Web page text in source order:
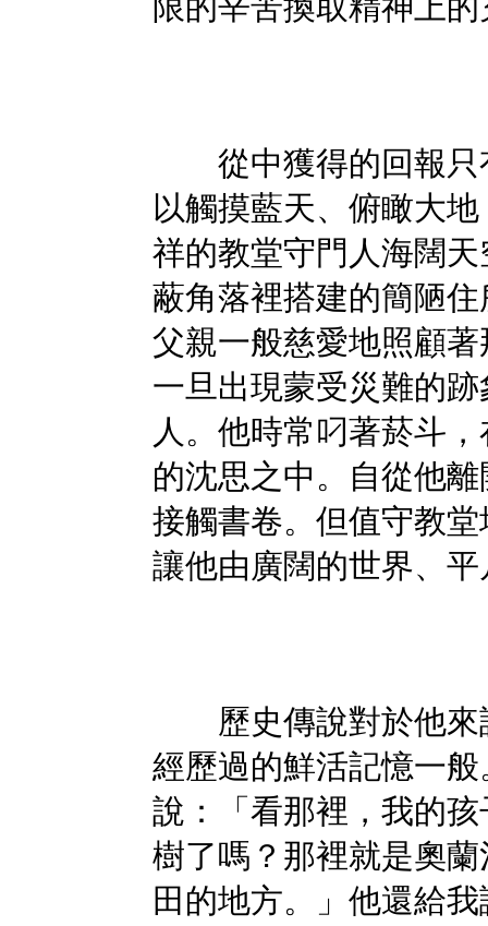
從中獲得的回報只
以觸摸藍天、俯瞰大
祥的教堂守門人海闊
蔽角落裡搭建的簡陋
父親一般慈愛地照顧
一旦出現蒙受災難的
人。他時常叼著菸斗
的沈思之中。自從他
接觸書卷。但值守教
讓他由廣闊的世界、
歷史傳說對於他來
經歷過的鮮活記憶一
說：「看那裡，我的
樹了嗎？那裡就是奧
田的地方。」他還給